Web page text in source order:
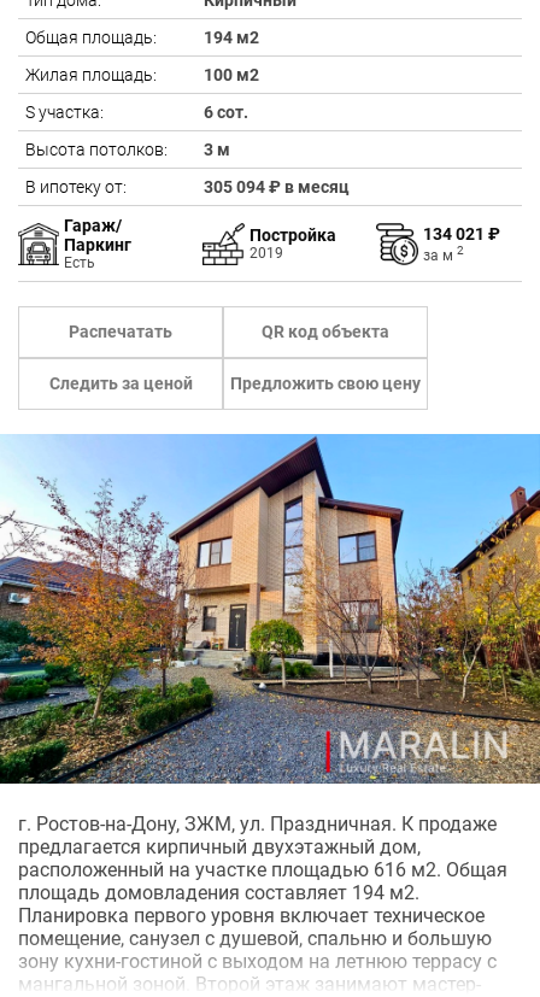
Общая площадь:
194 м2
Жилая площадь:
100 м2
S участка:
6 сот.
Высота потолков:
3 м
В ипотеку от:
305 094 ₽ в месяц
Гараж/
Паркинг
Есть
Постройка
2019
134 021 ₽
за м 2
Распечатать QR код объекта
Следить за ценой Предложить свою цену
г. Ростов-на-Дону, ЗЖМ, ул. Праздничная. К продаже
предлагается кирпичный двухэтажный дом,
расположенный на участке площадью 616 м2. Общая
площадь домовладения составляет 194 м2.
Планировка первого уровня включает техническое
помещение, санузел с душевой, спальню и большую
зону кухни-гостиной с выходом на летнюю террасу с
мангальной зоной. Второй этаж занимают мастер-